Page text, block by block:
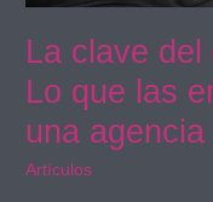
La clave del
Lo que las
una
Artículos